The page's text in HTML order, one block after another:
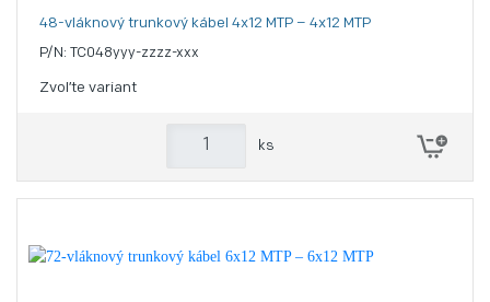
48-vláknový trunkový kábel 4x12 MTP – 4x12 MTP
P/N: TC048yyy-zzzz-xxx
Zvoľte variant
ks